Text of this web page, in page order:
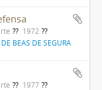
1972
BEAS DE SEGURA
1977